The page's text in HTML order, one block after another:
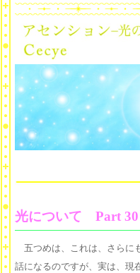
光について Part 30
五つめは、これは、さらに
話になるのですが、実は、現